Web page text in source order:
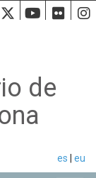
Twiiter
de
es eu